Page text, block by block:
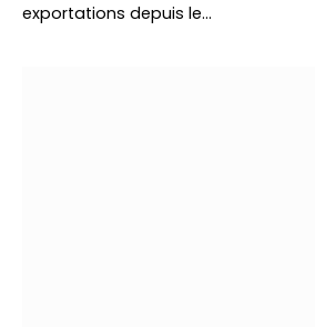
exportations depuis le…